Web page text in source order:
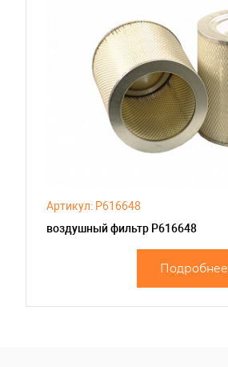
Артикул: P616648
воздушный фильтр P616648
Подробнее